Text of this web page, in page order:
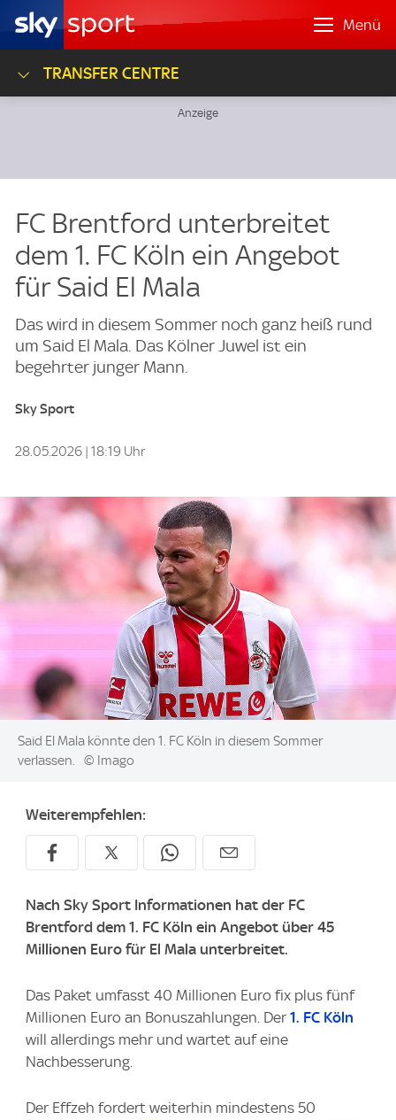
Menü
TRANSFER CENTRE
FC Brentford unterbreitet
dem 1. FC Köln ein Angebot
für Said El Mala
Das wird in diesem Sommer noch ganz heiß rund
um Said El Mala. Das Kölner Juwel ist ein
begehrter junger Mann.
Sky Sport
28.05.2026 | 18:19 Uhr
Image:
Said El Mala könnte den 1. FC Köln in diesem Sommer
verlassen.
© Imago
Weiterempfehlen:
Nach Sky Sport Informationen hat der FC
Brentford dem 1. FC Köln ein Angebot über 45
Millionen Euro für El Mala unterbreitet.
Das Paket umfasst 40 Millionen Euro fix plus fünf
Millionen Euro an Bonuszahlungen. Der 1. FC Köln
will allerdings mehr und wartet auf eine
Nachbesserung.
Der Effzeh fordert weiterhin mindestens 50